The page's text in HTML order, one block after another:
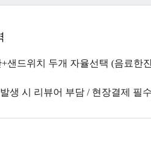
샌드위치 두개 자율선택 (음료한
생 시 리뷰어 부담 / 현장결제 필